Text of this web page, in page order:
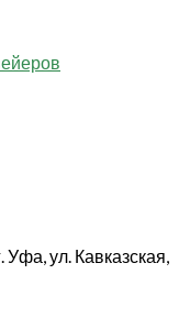
Уфа, ул. Кавказская,